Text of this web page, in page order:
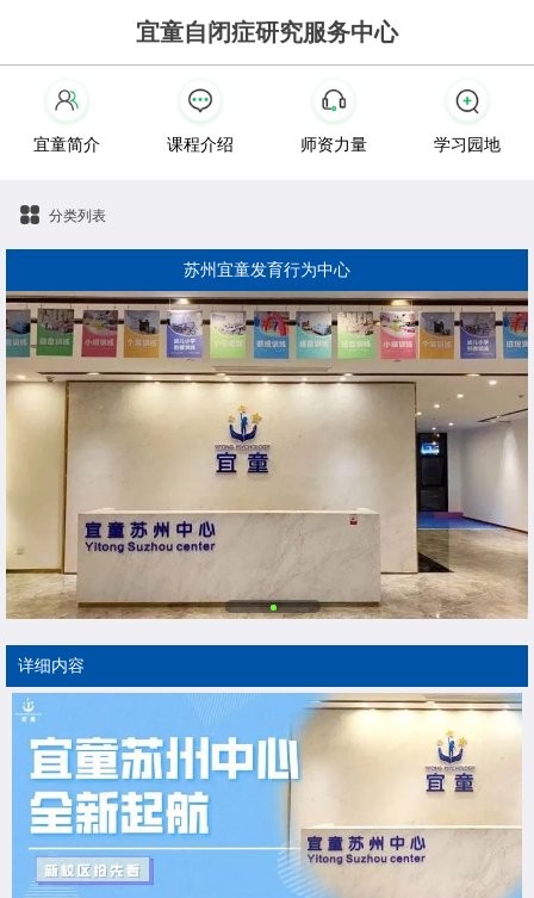
宜童自闭症研究服务中心
宜童简介 课程介绍 师资力量 学习园地
分类列表
苏州宜童发育行为中心
详细内容